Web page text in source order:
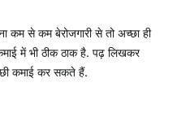
से कम बेरोजगारी से तो अच्छा ही
में भी ठीक ठाक है. पढ़ लिखकर
कमाई कर सकते हैं.